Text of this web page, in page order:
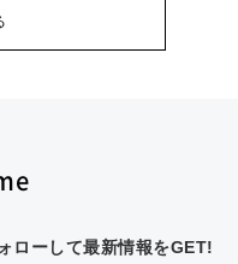
ローして最新情報をGET!